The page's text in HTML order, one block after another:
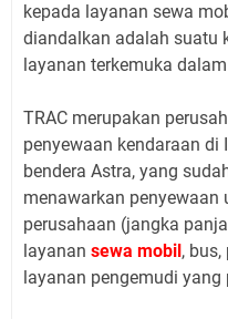
kepada layanan sewa
diandalkan adalah suatu
layanan terkemuka
TRAC merupakan
penyewaan kendaraan di
bendera Astra, yang
menawarkan penyewaan
perusahaan (jangka
layanan sewa mobil,
layanan pengemudi yang